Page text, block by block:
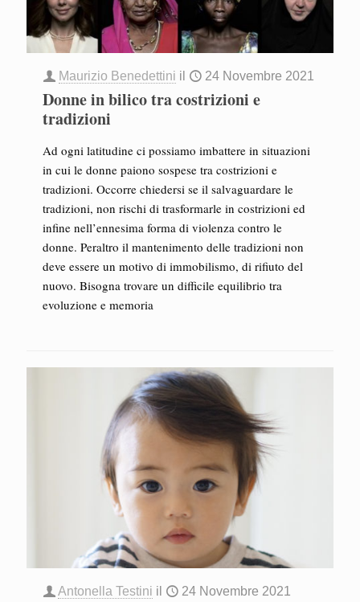
Maurizio Benedettini il 24 Novembre 2021
Donne in bilico tra costrizioni e
tradizioni
Ad ogni latitudine ci possiamo imbattere in situazioni
in cui le donne paiono sospese tra costrizioni e
tradizioni. Occorre chiedersi se il salvaguardare le
tradizioni, non rischi di trasformarle in costrizioni ed
infine nell’ennesima forma di violenza contro le
donne. Peraltro il mantenimento delle tradizioni non
deve essere un motivo di immobilismo, di rifiuto del
nuovo. Bisogna trovare un difficile equilibrio tra
evoluzione e memoria
Antonella Testini il 24 Novembre 2021